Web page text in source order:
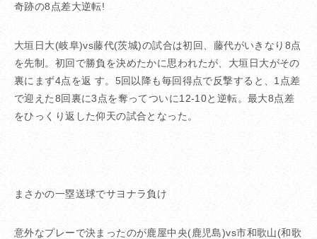
奇跡の8点差大逆転!
大垣日大(岐阜)vs藤代(茨城)の試合は初回、藤代がいきなり8点
を先制。初回で勝負を決めたかに思われたが、大垣日大がその
裏にまず4点を返 す。5回以降も毎回得点で反撃すると、1点差
で迎えた8回裏に3点を奪ってついに12-10と逆転。最大8点差
をひっくり返した仰天の試合となった。
まさかの一塁送球でサヨナラ負け
意外なプレーで決まったのが鹿屋中央(鹿児島)vs市和歌山(和歌